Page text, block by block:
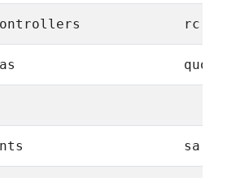
rc
quota
sa